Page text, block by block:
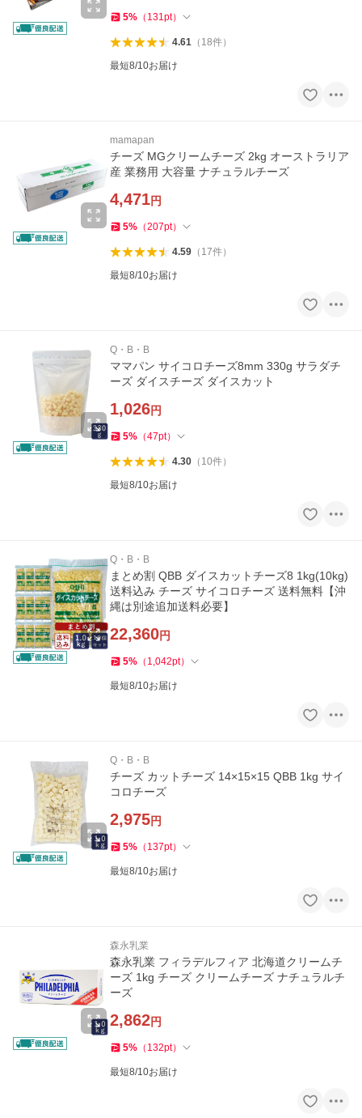
5% （ 131pt）
4.61（ 18件）
最短8/10お届け
mamapan
チーズ MGクリームチーズ 2kg オーストラリア
産 業務用 大容量 ナチュラルチーズ
4,471円
5% （207pt）
4.59（ 17件）
最短8/10お届け
Q・B・B
ママパン サイコロチーズ8mm 330g サラダチ
ーズ ダイスチーズ ダイスカット
1,026円
5% （47pt）
4.30（ 10件）
最短8/10お届け
Q・B・B
まとめ割 QBB ダイスカットチーズ8 1kg(10kg)
送料込み チーズ サイコロチーズ 送料無料【沖
縄は別途追加送料必要】
22,360円
5% （ 1,042pt）
最短8/10お届け
Q・B・B
チーズ カットチーズ 14×15×15 QBB 1kg サイ
コロチーズ
2,975円
5% （ 137pt）
最短8/10お届け
森永乳業
森永乳業 フィラデルフィア 北海道クリームチ
ーズ 1kg チーズ クリームチーズ ナチュラルチ
ーズ
2,862円
5% （ 132pt）
最短8/10お届け